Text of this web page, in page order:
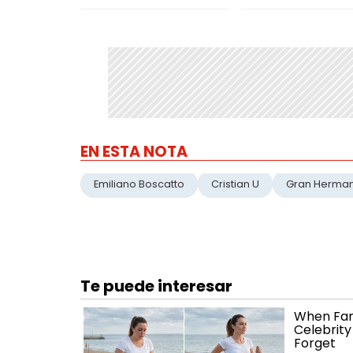
EN ESTA NOTA
Emiliano Boscatto Cristian U Gran